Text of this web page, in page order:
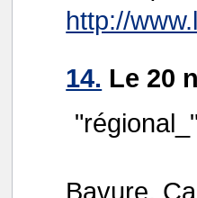
http://
14. Le 20
"régional_"
Bavure.